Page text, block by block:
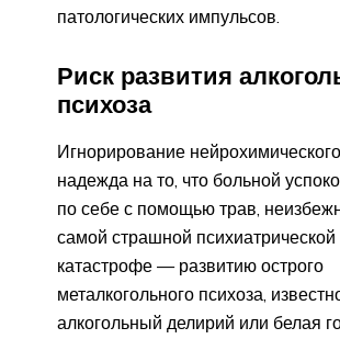
патологических импульсов.
Риск развития
психоза
Игнорирование
надежда на то, что больной
по себе с помощью трав,
самой страшной психиатрической
катастрофе — развитию острого
металкогольного психоза,
алкогольный делирий или белая